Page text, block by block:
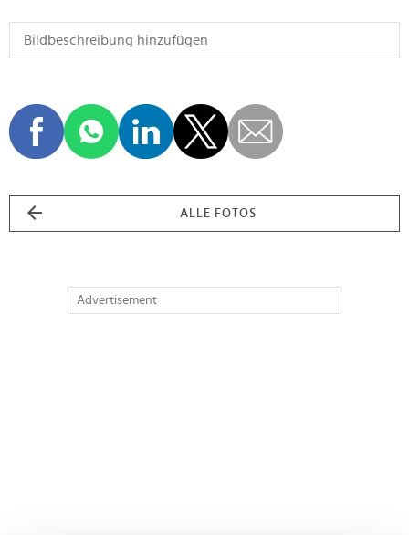
ALLE FOTOS
Advertisement